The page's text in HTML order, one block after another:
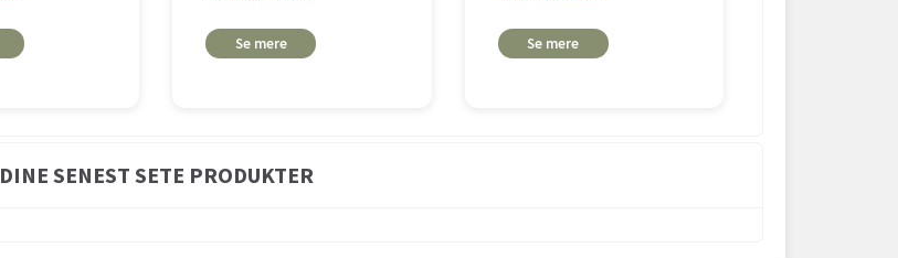
Se mere Se mere
DINE SENEST SETE PRODUKTER